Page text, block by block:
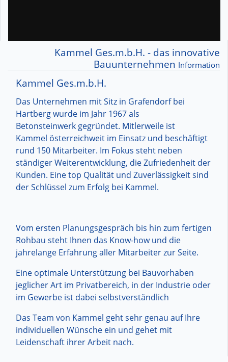
Kammel Ges.m.b.H. - das innovative
Bauunternehmen Information
Kammel Ges.m.b.H.
Das Unternehmen mit Sitz in Grafendorf bei
Hartberg wurde im Jahr 1967 als
Betonsteinwerk gegründet. Mitlerweile ist
Kammel österreichweit im Einsatz und beschäftigt
rund 150 Mitarbeiter. Im Fokus steht neben
ständiger Weiterentwicklung, die Zufriedenheit der
Kunden. Eine top Qualität und Zuverlässigkeit sind
der Schlüssel zum Erfolg bei Kammel.
Vom ersten Planungsgespräch bis hin zum fertigen
Rohbau steht Ihnen das Know-how und die
jahrelange Erfahrung aller Mitarbeiter zur Seite.
Eine optimale Unterstützung bei Bauvorhaben
jeglicher Art im Privatbereich, in der Industrie oder
im Gewerbe ist dabei selbstverständlich
Das Team von Kammel geht sehr genau auf Ihre
individuellen Wünsche ein und gehet mit
Leidenschaft ihrer Arbeit nach.